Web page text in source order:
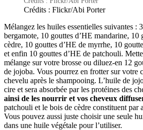
Crédits : Flickr/Abi Porter
Mélangez les huiles essentielles suivantes :
bergamote, 10 gouttes d’HE mandarine, 10
cèdre, 10 gouttes d’HE de myrrhe, 10
et enfin 10 gouttes d’HE de patchouli.
mélange sur votre brosse ou diluez-en 12
de jojoba. Vous pourrez en frotter sur votre
chevelu après le shampooing. L’huile de
cire et sera absorbée par les protéines des
ainsi de les nourrir et vos cheveux
patchouli et le bois de cèdre constituent
Vous pouvez aussi juste choisir une seule
dans une huile végétale pour l’utiliser.